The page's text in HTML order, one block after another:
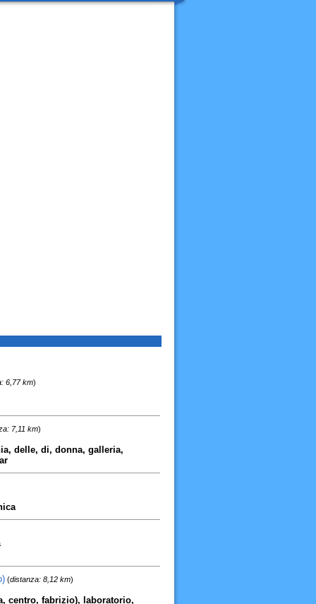
6,77 km)
7,11 km)
delle, di, donna, galleria,
(distanza: 8,12 km)
centro, fabrizio), laboratorio,